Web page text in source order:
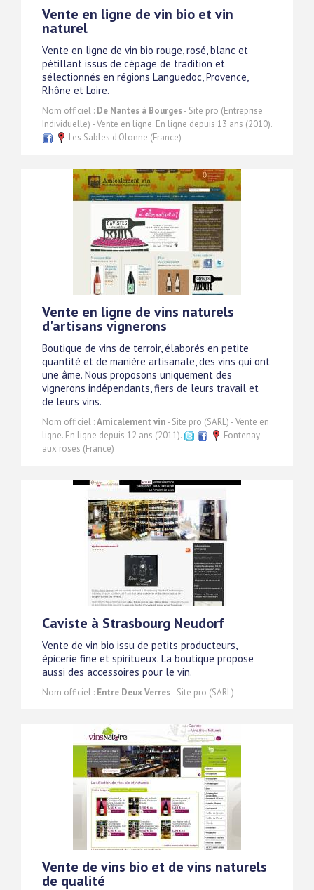
Vente en ligne de vin bio et vin
naturel
Vente en ligne de vin bio rouge, rosé, blanc et
pétillant issus de cépage de tradition et
sélectionnés en régions Languedoc, Provence,
Rhône et Loire.
Nom officiel : De Nantes à Bourges- Site pro (Entreprise
Individuelle) - Vente en ligne. En ligne depuis 13 ans (2010).
Les Sables d'Olonne (France)
Vente en ligne de vins naturels
d'artisans vignerons
Boutique de vins de terroir, élaborés en petite
quantité et de manière artisanale, des vins qui ont
une âme. Nous proposons uniquement des
vignerons indépendants, fiers de leurs travail et
de leurs vins.
Nom officiel :Amicalement vin- Site pro (SARL) - Vente en
ligne. En ligne depuis 12 ans (2011).
Fontenay
aux roses (France)
Caviste à Strasbourg Neudorf
Vente de vin bio issu de petits producteurs,
épicerie fine et spiritueux. La boutique propose
aussi des accessoires pour le vin.
Nom officiel : Entre Deux Verres- Site pro (SARL)
Vente de vins bio et de vins naturels
de qualité